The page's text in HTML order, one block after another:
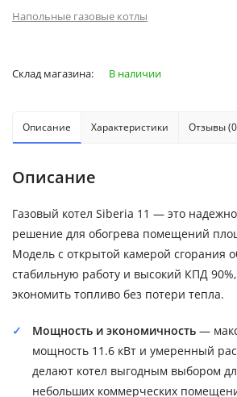
Напольные газовые котлы
Склад магазина: В наличии
Описание Характеристики Отзывы
Описание
Газовый котел Siberia 11 — это
решение для обогрева помещений
Модель с открытой камерой сгорания
стабильную работу и высокий КПД
экономить топливо без потери тепла.
Мощность и экономичность —
мощность 11.6 кВт и умеренный
делают котел выгодным выбором
небольших коммерческих